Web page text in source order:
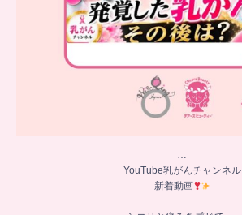
…
YouTube乳がんチャンネル
新着動画